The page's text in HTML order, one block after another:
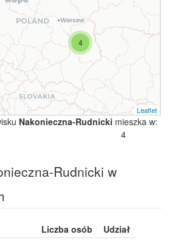
4
Leaflet
Nakonieczna-Rudnicki mieszka w:
4
Rudnicki w
Liczba osób
Udział